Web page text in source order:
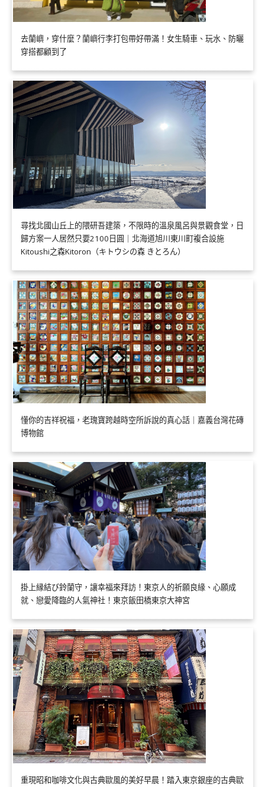
去蘭嶼，穿什麼？蘭嶼行李打包帶好帶滿！女生騎車、玩水、防曬
穿搭都顧到了
尋找北國山丘上的隈研吾建築，不限時的溫泉風呂與景觀食堂，日
歸方案一人居然只要2100日圓｜北海道旭川東川町複合設施
Kitoushi之森Kitoron（キトウシの森 きとろん）
懂你的吉祥祝福，老瑰寶跨越時空所訴說的真心話｜嘉義台灣花磚
博物館
掛上縁結び鈴蘭守，讓幸福來拜訪！東京人的祈願良緣、心願成
就、戀愛降臨的人氣神社！東京飯田橋東京大神宮
重現昭和咖啡文化與古典歐風的美好早晨！踏入東京銀座的古典歐